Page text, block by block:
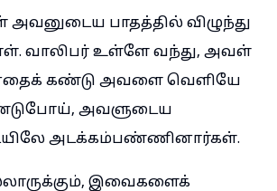
பாதத்தில் விழுந்து
வாலிபர் உள்ளே வந்து, அவள்
கண்டு அவளை வெளியே
அவளுடைய
அடக்கம்பண்ணினார்கள்.
இவைகளைக்